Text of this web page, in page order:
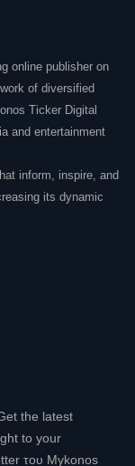
online publisher on
of diversified
Ticker Digital
and entertainment
inform, inspire, and
its dynamic
the latest
to your
του Mykonos